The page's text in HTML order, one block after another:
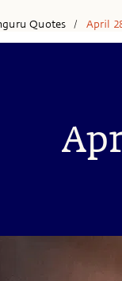
Quotes / April